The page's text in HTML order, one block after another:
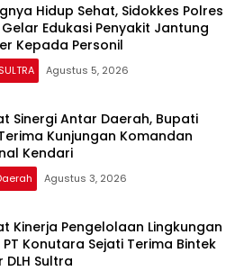
Hidup Sehat, Sidokkes Polres
Edukasi Penyakit Jantung
Kepada Personil
Agustus 5, 2026
Sinergi Antar Daerah, Bupati
Kunjungan Komandan
Kendari
Agustus 3, 2026
Kinerja Pengelolaan Lingkungan
PT Konutara Sejati Terima Bintek
DLH Sultra